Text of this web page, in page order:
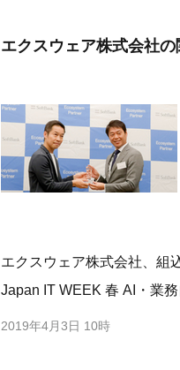
エクスウェア株式会社の
エクスウェア株式会社、
Japan IT WEEK 春 AI・業
2019年4月3日 10時